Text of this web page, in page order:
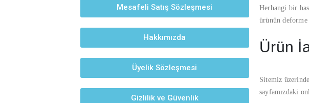
Mesafeli Satış Sözleşmesi
Hakkımızda
Üyelik Sözleşmesi
Gizlilik ve Güvenlik
Herhangi bir
ürünün deforme
Ürün
Sitemiz
sayfamızdaki